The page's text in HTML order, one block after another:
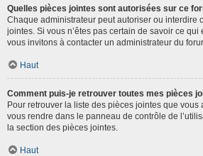
Quelles pièces jointes sont autorisées sur ce
Chaque administrateur peut autoriser ou interdire
jointes. Si vous n’êtes pas certain de savoir ce
vous invitons à contacter un administrateur du
Haut
Comment puis-je retrouver toutes mes pièces
Pour retrouver la liste des pièces jointes que vous
vous rendre dans le panneau de contrôle de
la section des pièces jointes.
Haut